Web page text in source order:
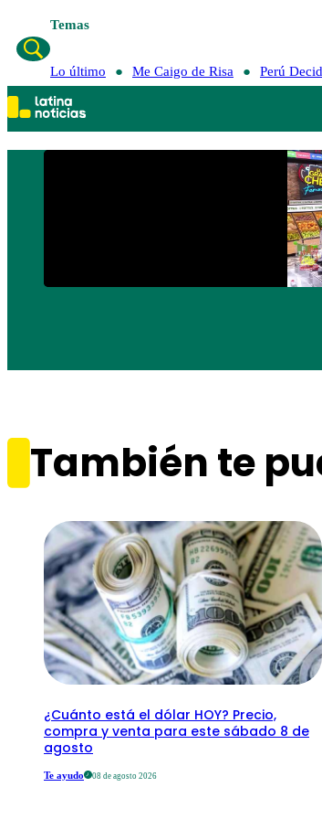
Temas
Lo último Me Caigo de Risa Perú
También te
¿Cuánto está el dólar HOY? Precio,
compra y venta para este sábado 8 de
agosto
Te ayudo 08 de agosto 2026